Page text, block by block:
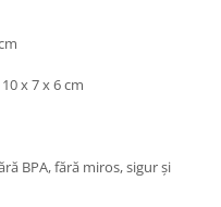
10 x 7 x 6 cm
BPA, fără miros, sigur și